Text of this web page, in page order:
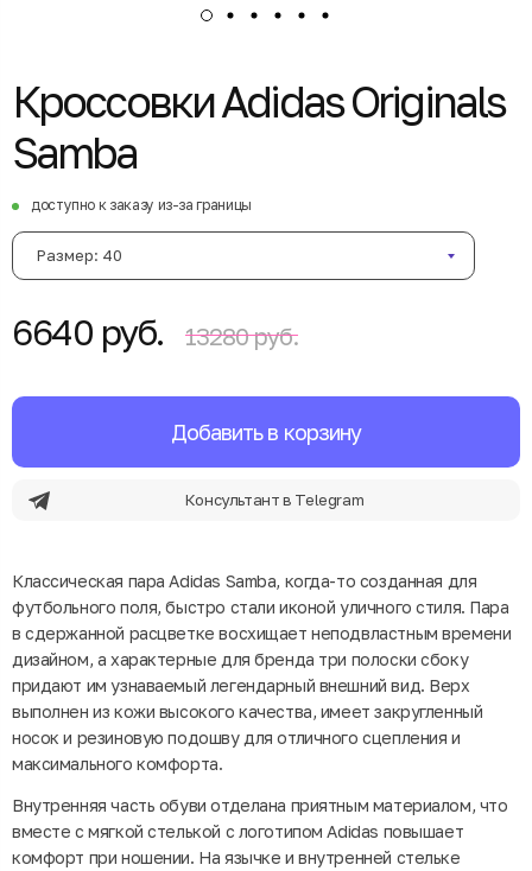
Кроссовки Adidas Originals
Samba
доступно к заказу из-за границы
Размер: 40
6640 руб. 13280 руб.
Добавить в корзину
Консультант в Telegram
Классическая пара Adidas Samba, когда-то созданная для
футбольного поля, быстро стали иконой уличного стиля. Пара
в сдержанной расцветке восхищает неподвластным времени
дизайном, а характерные для бренда три полоски сбоку
придают им узнаваемый легендарный внешний вид. Верх
выполнен из кожи высокого качества, имеет закругленный
носок и резиновую подошву для отличного сцепления и
максимального комфорта.
Внутренняя часть обуви отделана приятным материалом, что
вместе с мягкой стелькой с логотипом Adidas повышает
комфорт при ношении. На язычке и внутренней стельке